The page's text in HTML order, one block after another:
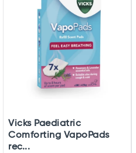
Vicks Paediatric
Comforting VapoPads
rec...